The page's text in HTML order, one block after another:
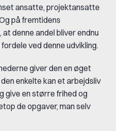
ansatte, projektansatte
på fremtidens
denne andel bliver endnu
ved denne udvikling.
giver den en øget
enkelte kan et arbejdsliv
give en større frihed og
de opgaver, man selv